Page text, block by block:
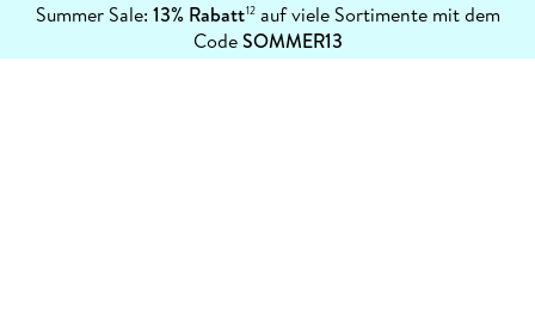
Summer Sale: 13% Rabatt12auf viele Sortimente mit dem
CodeSOMMER13
erfahren